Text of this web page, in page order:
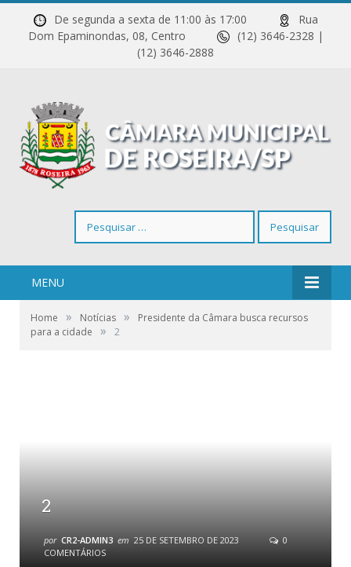
De segunda a sexta de 11:00 às 17:00
Rua
Dom Epaminondas, 08, Centro
(12) 3646-2328 |
(12) 3646-2888
por:
MENU
Home » Notícias »
Presidente da Câmara busca recursos
para a cidade
» 2
2
por CR2-ADMIN3 em 25 DE SETEMBRO DE 2023
0
COMENTÁRIOS